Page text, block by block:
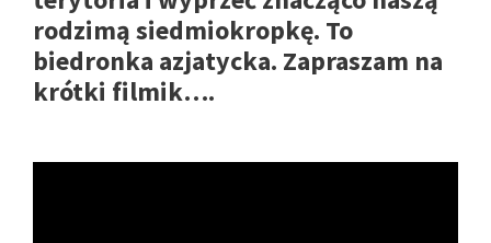
rodzimą siedmiokropkę. To
biedronka azjatycka. Zapraszam na
krótki filmik….